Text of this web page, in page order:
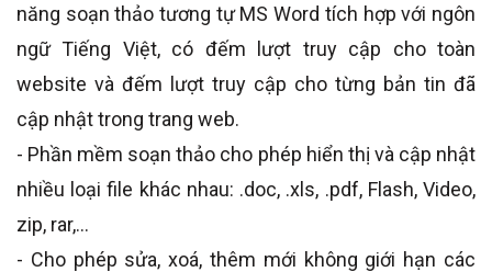
năng soạn thảo tương tự MS Word tích hợp với ngôn
ngữ Tiếng Việt, có đếm lượt truy cập cho toàn
website và đếm lượt truy cập cho từng bản tin đã
cập nhật trong trang web.
- Phần mềm soạn thảo cho phép hiển thị và cập nhật
nhiều loại file khác nhau: .doc, .xls, .pdf, Flash, Video,
zip, rar,…
- Cho phép sửa, xoá, thêm mới không giới hạn các